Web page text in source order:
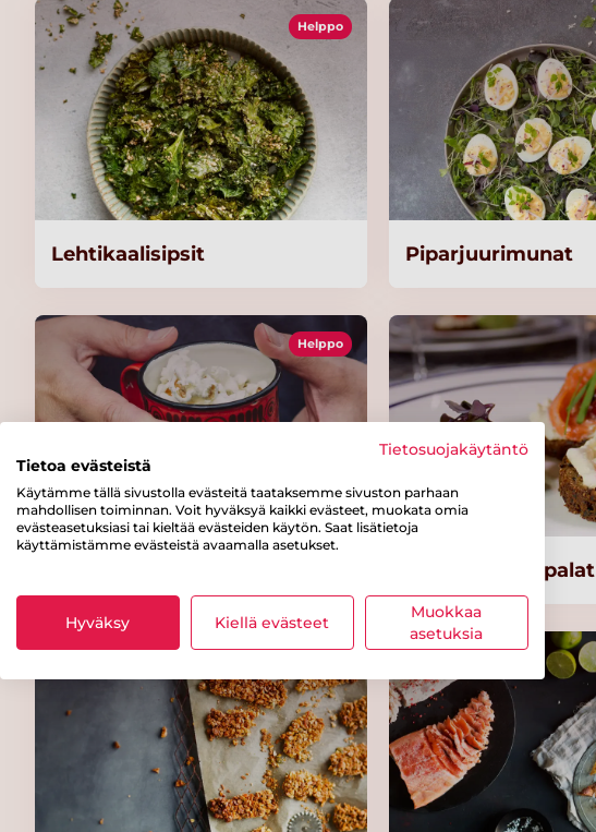
Helppo
Lehtikaalisipsit Piparjuurimunat
Helppo
Graavilohisuupalat
Tietosuojakäytäntö
Tietoa evästeistä
Käytämme tällä sivustolla evästeitä taataksemme sivuston parhaan
mahdollisen toiminnan. Voit hyväksyä kaikki evästeet, muokata omia
evästeasetuksiasi tai kieltää evästeiden käytön. Saat lisätietoja
käyttämistämme evästeistä avaamalla asetukset.
Hyväksy Kiellä evästeet
Muokkaa
asetuksia